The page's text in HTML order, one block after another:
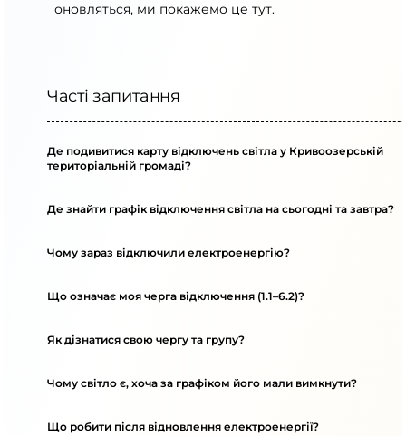
оновляться, ми покажемо це тут.
Часті запитання
Де подивитися карту відключень світла у Кривоозерській
територіальній громаді?
Де знайти графік відключення світла на сьогодні та завтра?
Чому зараз відключили електроенергію?
Що означає моя черга відключення (1.1–6.2)?
Як дізнатися свою чергу та групу?
Чому світло є, хоча за графіком його мали вимкнути?
Що робити після відновлення електроенергії?